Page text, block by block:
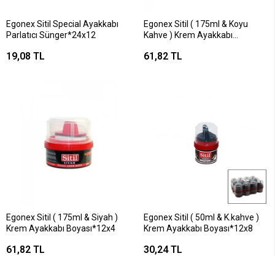
Egonex Sitil Special Ayakkabı
Parlatıcı Sünger*24x12
19,08 TL
Egonex Sitil ( 175ml & Koyu
Kahve ) Krem Ayakkabı
61,82 TL
Egonex Sitil ( 175ml & Siyah )
Krem Ayakkabı Boyası*12x4
61,82 TL
Egonex Sitil ( 50ml & K.kahve )
Krem Ayakkabı Boyası*12x8
30,24 TL